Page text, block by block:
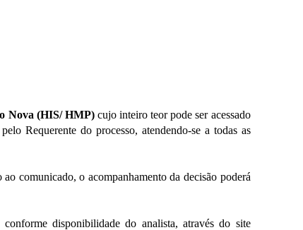
Nova (HIS/ HMP)cujo inteiro teor pode ser acessado
Requerente do processo, atendendo-se a todas as
comunicado, o acompanhamento da decisão poderá
disponibilidade do analista, através do site